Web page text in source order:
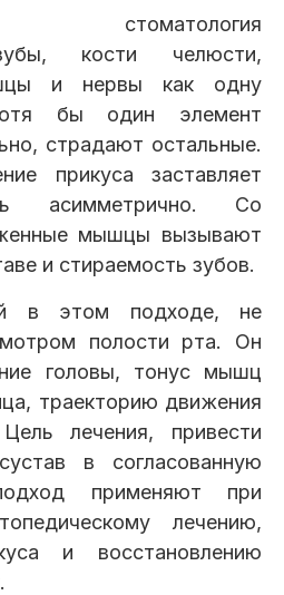
стоматология
кости челюсти,
и нервы как одну
бы один элемент
страдают остальные.
прикуса заставляет
асимметрично. Со
мышцы вызывают
и стираемость зубов.
в этом подходе, не
полости рта. Он
головы, тонус мышц
траекторию движения
лечения, привести
в согласованную
применяют при
лечению,
и восстановлению